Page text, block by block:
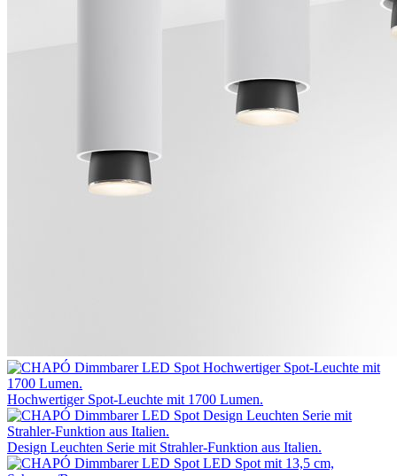
Hochwertiger Spot-Leuchte mit 1700 Lumen.
Design Leuchten Serie mit Strahler-Funktion aus Italien.